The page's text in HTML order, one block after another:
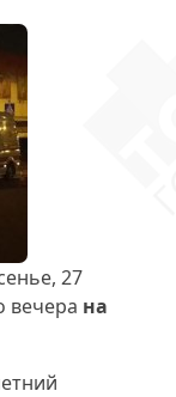
27
вечера на